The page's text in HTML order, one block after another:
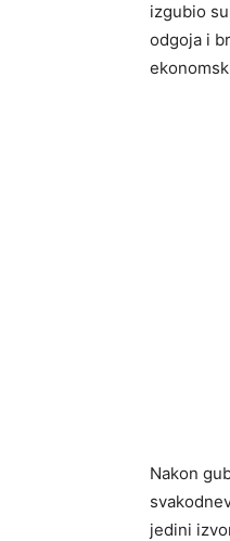
izgubio
odgoja i
Nakon
jedini